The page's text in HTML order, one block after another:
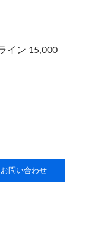
イン 15,000
お問い合わせ